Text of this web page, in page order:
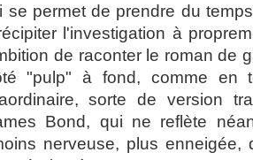
se permet de prendre du
l'investigation à
de raconter le roman de
"pulp" à fond, comme en
sorte de version
Bond, qui ne reflète
nerveuse, plus enneigée,